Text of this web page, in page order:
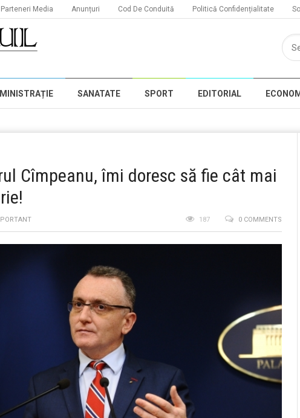
Parteneri Media Anunțuri Cod De Conduită Politică Confidențialitate
SANATATE SPORT EDITORIAL
Cîmpeanu, îmi doresc să fie cât mai
0 COMMENTS
187